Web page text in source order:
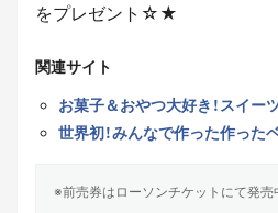
をプレゼント☆★
関連サイト
お菓子＆おやつ大好き！スイー
世界初！みんなで作った作った
※前売券はローソンチケットにて発売